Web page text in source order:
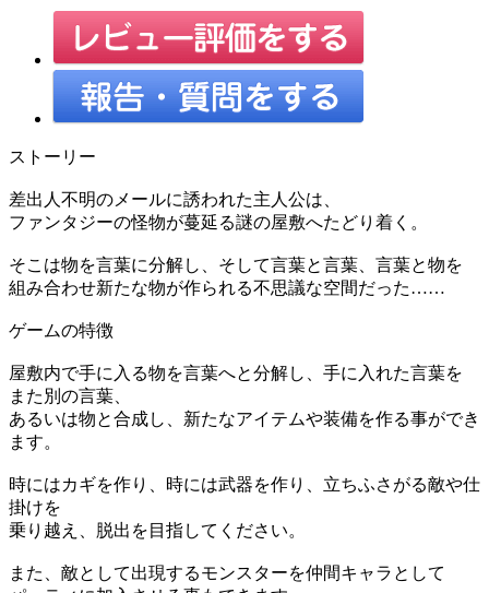
ストーリー
差出人不明のメールに誘われた主人公は、
ファンタジーの怪物が蔓延る謎の屋敷へたどり着く。
そこは物を言葉に分解し、そして言葉と言葉、言葉と物を
組み合わせ新たな物が作られる不思議な空間だった……
ゲームの特徴
屋敷内で手に入る物を言葉へと分解し、手に入れた言葉を
また別の言葉、
あるいは物と合成し、新たなアイテムや装備を作る事ができ
ます。
時にはカギを作り、時には武器を作り、立ちふさがる敵や仕
掛けを
乗り越え、脱出を目指してください。
また、敵として出現するモンスターを仲間キャラとして